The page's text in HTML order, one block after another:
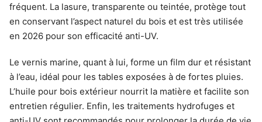
fréquent. La lasure, transparente ou teintée, protège tout
en conservant l’aspect naturel du bois et est très utilisée
en 2026 pour son efficacité anti-UV.
Le vernis marine, quant à lui, forme un film dur et résistant
à l’eau, idéal pour les tables exposées à de fortes pluies.
L’huile pour bois extérieur nourrit la matière et facilite son
entretien régulier. Enfin, les traitements hydrofuges et